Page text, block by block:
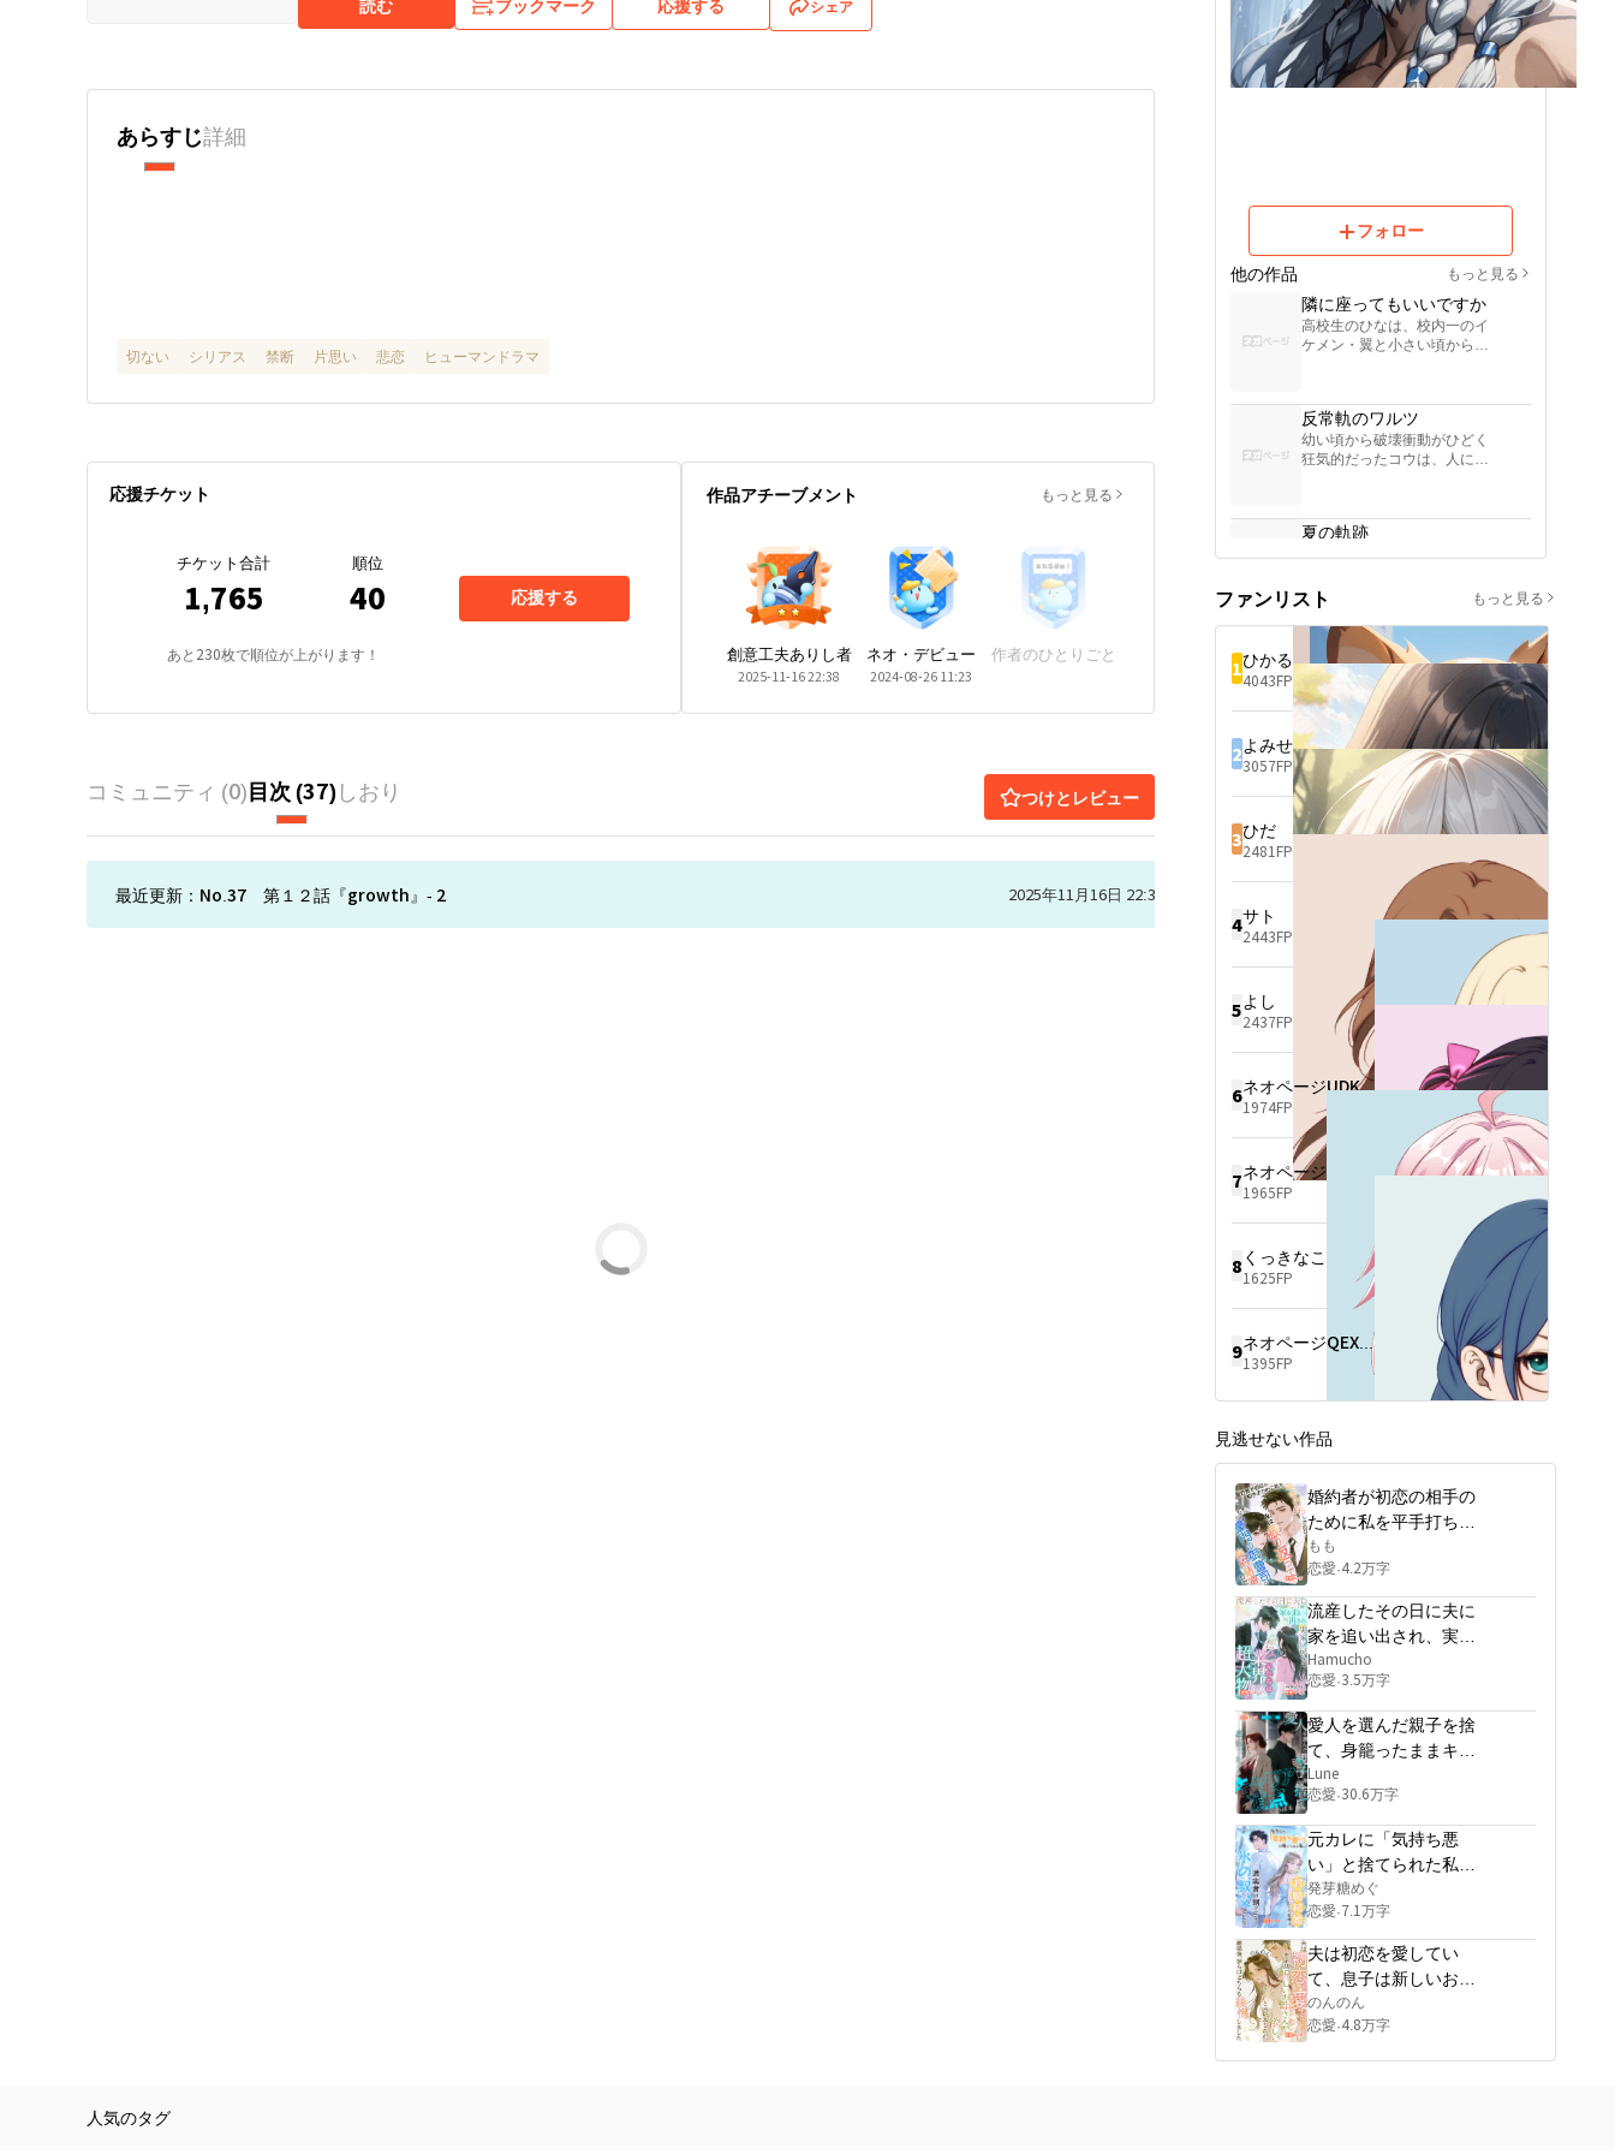
シェア
あらすじ詳細
切ない シリアス 禁断 片思い 悲恋 ヒューマンドラマ
応援チケット
チケット合計
1,765
順位
40 応援する
あと 230枚で順位が上がります！
作品アチーブメント もっと見る
創意工夫ありし者
2025-11-16 22:38
ネオ・デビュー
2024-08-26 11:23
作者のひとりごと
コミュニティ (0)目次 (37)しおり つけとレビュー
最近更新： No.37 第１２話『growth』- 2 2025年11月16日 22:38
フォロー
他の作品
もっと見る
隣に座ってもいいですか
高校生のひなは、校内一のイ
ケメン・翼と小さい頃からほ
に、周りからの嫉妬で迷惑し
ていたある日、翼に初めての
彼女が出来て…
失敗や後悔から始まる、切な
反常軌のワルツ
幼い頃から破壊衝動がひどく
狂気的だったコウは、人に危
しかし小学生の時に転校して
きた雪乃と出会い、怖がらせ
たい、泣かせたい、壊したい
「普通」と言われる常識から
逸脱した、異常な高校生の恋
物語
夏の軌跡
ボロの幽霊と出会う。
勝手に憑いてきた少女を成仏
させるため「なつ」と名付
け、言葉を教え始めるが…彼
女の死んだ理由もまた、壮絶
なものだった。
様々な人間の優しさが織り成
す、友情あり家族愛ありの切
ない恋物語。
ファンリスト もっと見る
1ひかる
4043FP
2よみせん
3057FP
3ひだ
2481FP
4サト
2443FP
5よし
2437FP
6 ネオページUDKX9306
1974FP
71965FP
8 くっきなこ
1625FP
9 ネオページQEXF6158
1395FP
見逃せない作品
婚約者が初恋の相手の
ために私を平手打ちし
たので、私は振り返っ
て豪門の御曹司と契約
結婚した
もも
恋愛·4.2万字
流産したその日に夫に
家を追い出され、実家
に戻ると、兄たちは業
界の超大物だった
Hamucho
恋愛·3.5万字
愛人を選んだ親子を捨
て、身籠ったままキャ
リア頂点にのぼる
Lune
恋愛·30.6万字
元カレに「気持ち悪
い」と捨てられた私、
政略結婚したら花婿は
道楽者の甥ではなく氷
の叔父でした
発芽糖めぐ
恋愛·7.1万字
夫は初恋を愛してい
て、息子は新しいお母
さんが欲しいと言いま
したが、離婚後、彼ら
のんのん
恋愛·4.8万字
人気のタグ